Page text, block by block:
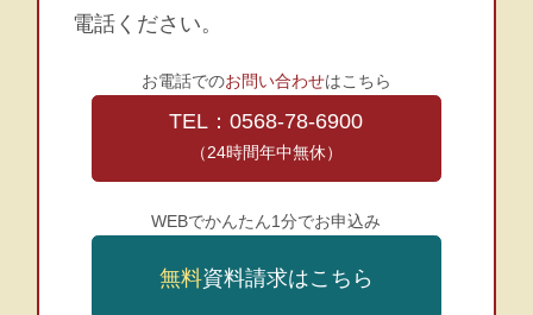
電話ください。
お電話でのお問い合わせはこちら
TEL：0568-78-6900
（24時間年中無休）
WEBでかんたん1分でお申込み
無料資料請求はこちら